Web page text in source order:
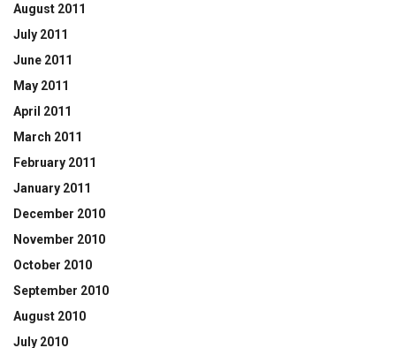
August 2011
July 2011
June 2011
May 2011
April 2011
March 2011
February 2011
January 2011
December 2010
November 2010
October 2010
September 2010
August 2010
July 2010